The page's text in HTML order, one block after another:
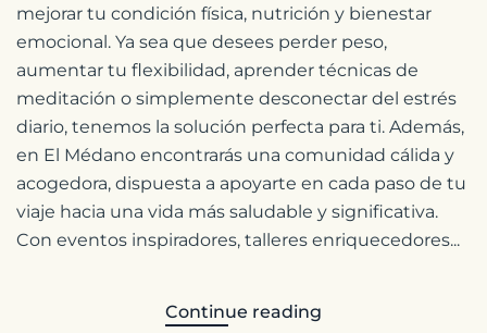
mejorar tu condición física, nutrición y bienestar
emocional. Ya sea que desees perder peso,
aumentar tu flexibilidad, aprender técnicas de
meditación o simplemente desconectar del estrés
diario, tenemos la solución perfecta para ti. Además,
en El Médano encontrarás una comunidad cálida y
acogedora, dispuesta a apoyarte en cada paso de tu
viaje hacia una vida más saludable y significativa.
Con eventos inspiradores, talleres enriquecedores...
Continue reading